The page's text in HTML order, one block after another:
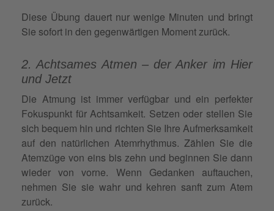
Diese Übung dauert nur wenige Minuten und bringt
Sie sofort in den gegenwärtigen Moment zurück.
2. Achtsames Atmen – der Anker im Hier
und Jetzt
Die Atmung ist immer verfügbar und ein perfekter
Fokuspunkt für Achtsamkeit. Setzen oder stellen Sie
sich bequem hin und richten Sie Ihre Aufmerksamkeit
auf den natürlichen Atemrhythmus. Zählen Sie die
Atemzüge von eins bis zehn und beginnen Sie dann
wieder von vorne. Wenn Gedanken auftauchen,
nehmen Sie sie wahr und kehren sanft zum Atem
zurück.